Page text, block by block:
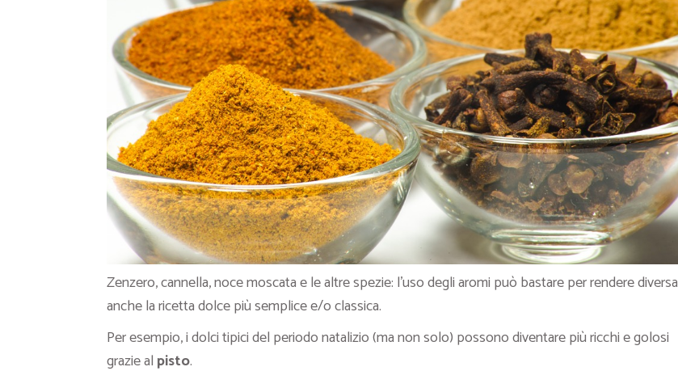
Zenzero, cannella, noce moscata e le altre spezie: l’uso degli aromi può bastare per rendere diversa
anche la ricetta dolce più semplice e/o classica.
Per esempio, i dolci tipici del periodo natalizio (ma non solo) possono diventare più ricchi e golosi
grazie al pisto.